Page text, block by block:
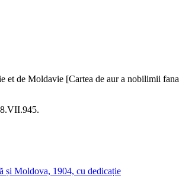
et de Moldavie [Cartea de aur a nobilimii